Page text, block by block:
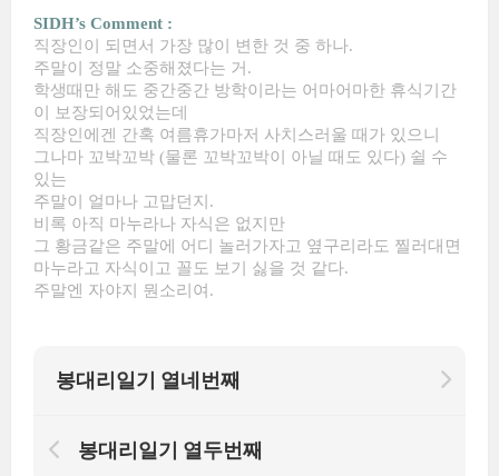
SIDH’s Comment :
직장인이 되면서 가장 많이 변한 것 중 하나.
주말이 정말 소중해졌다는 거.
학생때만 해도 중간중간 방학이라는 어마어마한 휴식기간
이 보장되어있었는데
직장인에겐 간혹 여름휴가마저 사치스러울 때가 있으니
그나마 꼬박꼬박 (물론 꼬박꼬박이 아닐 때도 있다) 쉴 수
있는
주말이 얼마나 고맙던지.
비록 아직 마누라나 자식은 없지만
그 황금같은 주말에 어디 놀러가자고 옆구리라도 찔러대면
마누라고 자식이고 꼴도 보기 싫을 것 같다.
주말엔 자야지 뭔소리여.
봉대리일기 열네번째
봉대리일기 열두번째